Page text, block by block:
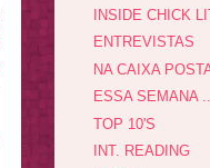
INSIDE CHICK
ENTREVISTAS
NA CAIXA
ESSA SEMANA
TOP 10'S
INT. READING